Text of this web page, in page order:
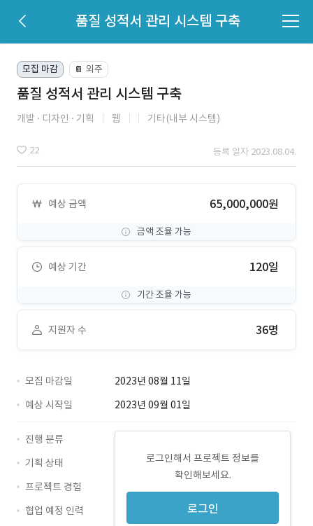
품질 성적서 관리 시스템 구축
모집 마감 📔 외주
품질 성적서 관리 시스템 구축
개발 디자인 기획 웹 기타(내부 시스템)
22 등록 일자 2023.08.04.
예상 금액 65,000,000원
금액 조율 가능
예상 기간 120일
기간 조율 가능
지원자 수 36명
모집 마감일
2023년 08월 11일
예상 시작일
2023년 09월 01일
로그인해서 프로젝트 정보를
확인해보세요.
로그인
진행 분류
기획 상태
프로젝트 경험
협업 예정 인력